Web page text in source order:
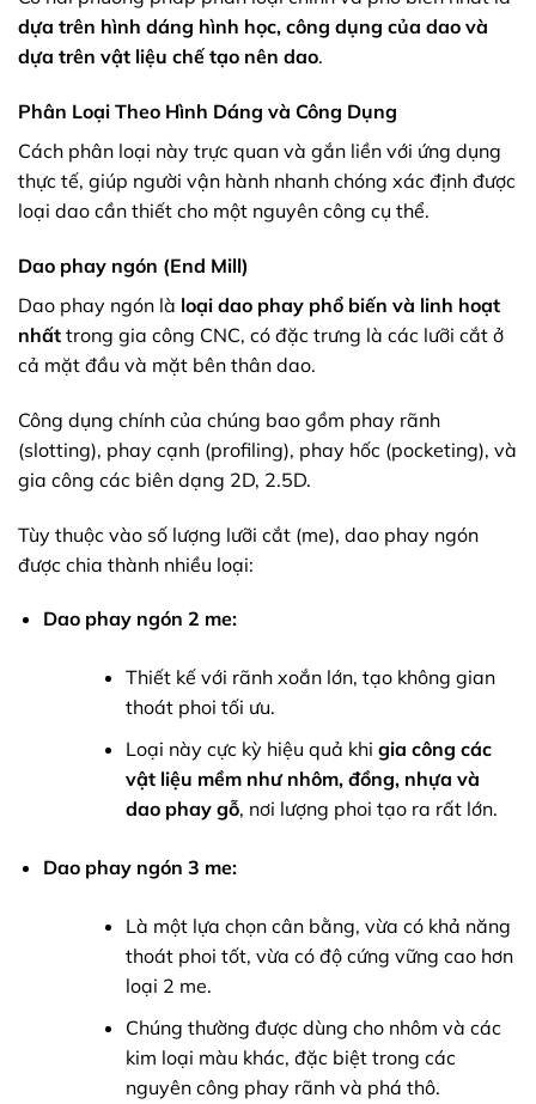
dựa trên hình dáng hình học, công dụng của dao và
dựa trên vật liệu chế tạo nên dao.
Phân Loại Theo Hình Dáng và Công Dụng
Cách phân loại này trực quan và gắn liền với ứng dụng
thực tế, giúp người vận hành nhanh chóng xác định được
loại dao cần thiết cho một nguyên công cụ thể.
Dao phay ngón (End Mill)
Dao phay ngón là loại dao phay phổ biến và linh hoạt
nhất trong gia công CNC, có đặc trưng là các lưỡi cắt ở
cả mặt đầu và mặt bên thân dao.
Công dụng chính của chúng bao gồm phay rãnh
(slotting), phay cạnh (profiling), phay hốc (pocketing), và
gia công các biên dạng 2D, 2.5D.
Tùy thuộc vào số lượng lưỡi cắt (me), dao phay ngón
được chia thành nhiều loại:
Dao phay ngón 2 me:
Thiết kế với rãnh xoắn lớn, tạo không gian
thoát phoi tối ưu.
Loại này cực kỳ hiệu quả khi gia công các
vật liệu mềm như nhôm, đồng, nhựa và
dao phay gỗ, nơi lượng phoi tạo ra rất lớn.
Dao phay ngón 3 me:
Là một lựa chọn cân bằng, vừa có khả năng
thoát phoi tốt, vừa có độ cứng vững cao hơn
loại 2 me.
Chúng thường được dùng cho nhôm và các
kim loại màu khác, đặc biệt trong các
nguyên công phay rãnh và phá thô.